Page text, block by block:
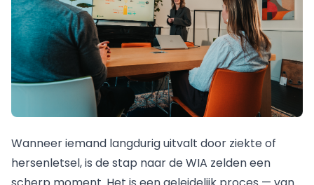
Wanneer iemand langdurig uitvalt door ziekte of
hersenletsel, is de stap naar de WIA zelden een